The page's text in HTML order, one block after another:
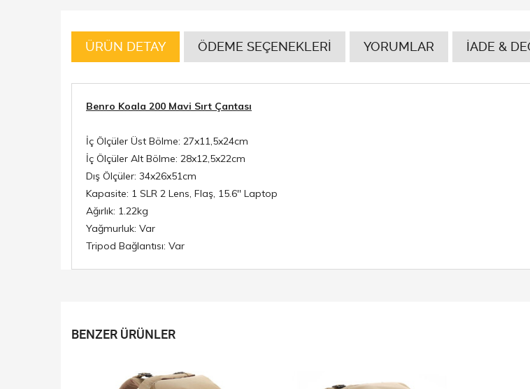
ÜRÜN DETAY ÖDEME SEÇENEKLERİ YORUMLAR İADE &
Benro Koala 200 Mavi Sırt Çantası
İç Ölçüler Üst Bölme: 27x11,5x24cm
İç Ölçüler Alt Bölme: 28x12,5x22cm
Dış Ölçüler: 34x26x51cm
Kapasite: 1 SLR 2 Lens, Flaş, 15.6'' Laptop
Ağırlık: 1.22kg
Yağmurluk: Var
Tripod Bağlantısı: Var
BENZER ÜRÜNLER